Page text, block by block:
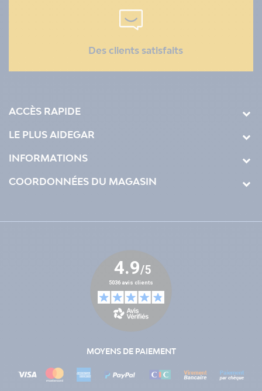
Des clients satisfaits
ACCÈS RAPIDE
LE PLUS AIDEGAR
INFORMATIONS
COORDONNÉES DU MAGASIN
MOYENS DE PAIEMENT